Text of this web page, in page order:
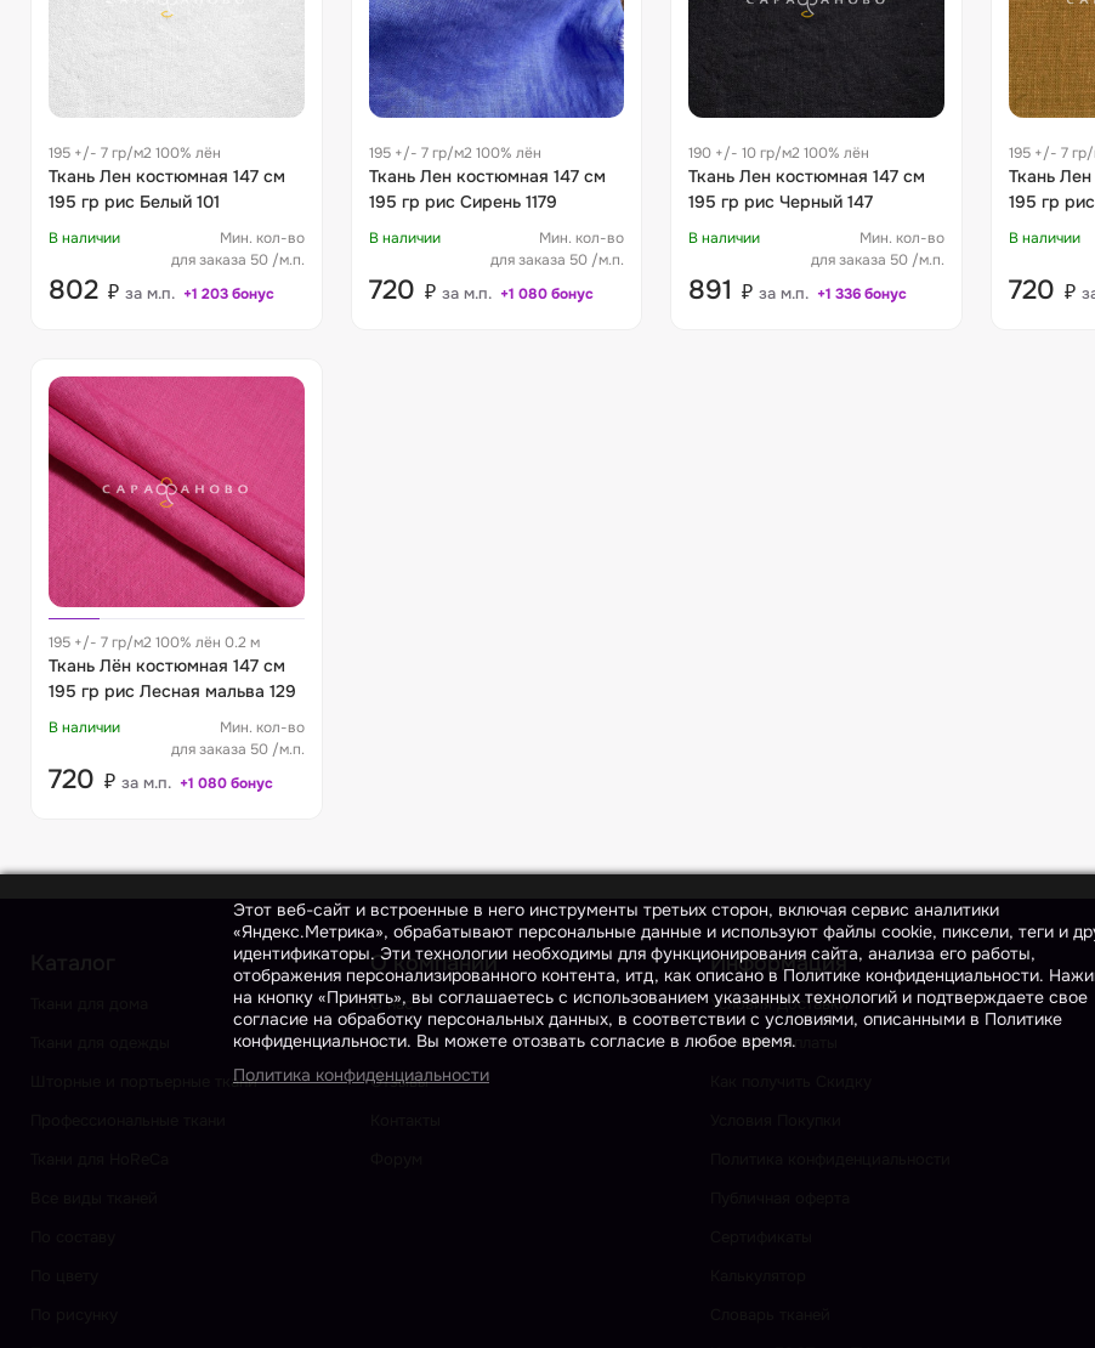
195 +/- 7 гр/м2 100% лён
Ткань Лен костюмная 147 см
195 гр рис Белый 101
В наличии
Мин. кол-во
для заказа 50 /м.п.
802 ₽ за м.п. +1 203 бонус
195 +/- 7 гр/м2 100% лён
Ткань Лен костюмная 147 см
195 гр рис Сирень 1179
В наличии
Мин. кол-во
для заказа 50 /м.п.
720 ₽ за м.п. +1 080 бонус
190 +/- 10 гр/м2 100% лён
Ткань Лен костюмная 147 см
195 гр рис Черный 147
В наличии
Мин. кол-во
для заказа 50 /м.п.
891 ₽ за м.п. +1 336 бонус
195 +/- 7
Ткань
195 гр
В наличии
720 ₽
195 +/- 7 гр/м2 100% лён 0.2 м
Ткань Лён костюмная 147 см
195 гр рис Лесная мальва 129
В наличии
Мин. кол-во
для заказа 50 /м.п.
720 ₽ за м.п. +1 080 бонус
Каталог
Шторные и портьерные ткани
О компании
О нас
Блог
Отзывы
Информация
Условия Доставки
Способы Оплаты
Этот веб-сайт и встроенные в него инструменты третьих сторон, включая сервис аналитики
«Яндекс.Метрика», обрабатывают персональные данные и используют файлы cookie, пиксели, теги и
идентификаторы. Эти технологии необходимы для функционирования сайта, анализа его работы,
отображения персонализированного контента, итд, как описано в Политике конфиденциальности.
на кнопку «Принять», вы соглашаетесь с использованием указанных технологий и подтверждаете свое
согласие на обработку персональных данных, в соответствии с условиями, описанными в Политике
конфиденциальности. Вы можете отозвать согласие в любое время.
Политика конфиденциальности